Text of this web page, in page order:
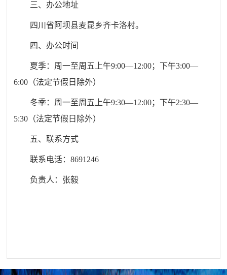
三、办公地址
四川省阿坝县麦昆乡齐卡洛村。
四、办公时间
夏季：周一至周五上午9:00—12:00；下午3:00—
6:00 （法定节假日除外）
冬季：周一至周五上午9:30—12:00；下午2:30—
5:30 （法定节假日除外）
五、联系方式
联系电话：8691246
负责人： 张毅